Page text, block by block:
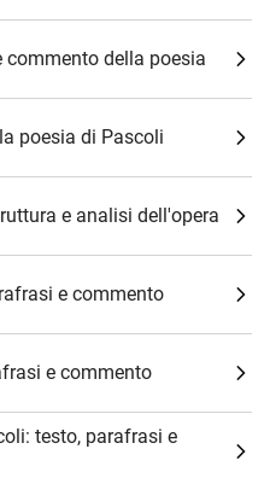
commento della poesia
poesia di Pascoli
e analisi dell'opera
e commento
e commento
testo, parafrasi e